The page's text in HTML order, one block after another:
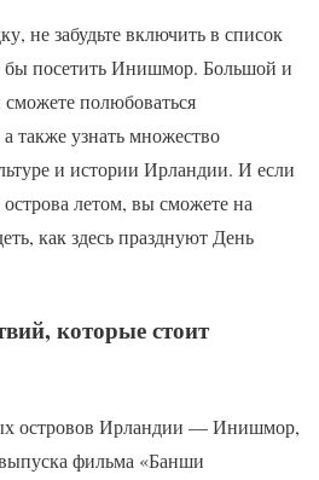
не забудьте включить в список
бы посетить Инишмор. Большой и
полюбоваться
также узнать множество
и истории Ирландии. И если
летом, вы сможете на
как здесь празднуют День
которые стоит
островов Ирландии — Инишмор,
фильма «Банши